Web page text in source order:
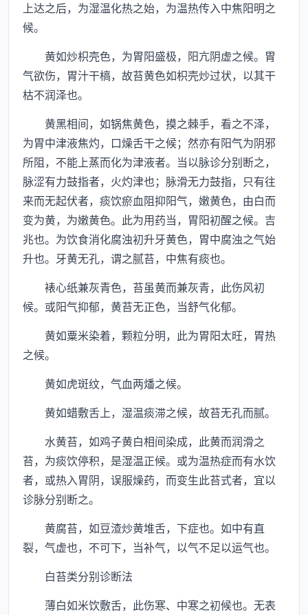
上达之后，为湿温化热之始，为温热传入中焦阳明之
候。
黄如炒枳壳色，为胃阳盛极，阳亢阴虚之候。胃
气欲伤，胃汁干槁，故苔黄色如枳壳炒过状，以其干
枯不润泽也。
黄黑相间，如锅焦黄色，摸之棘手，看之不泽，
为胃中津液焦灼，口燥舌干之候；然亦有阳气为阴邪
所阻，不能上蒸而化为津液者。当以脉诊分别断之，
脉涩有力鼓指者，火灼津也；脉滑无力鼓指，只有往
来而无起伏者，痰饮瘀血阻抑阳气，嫩黄色，由白而
变为黄，为嫩黄色。此为用药当，胃阳初醒之候。吉
兆也。为饮食消化腐浊初升牙黄色，胃中腐浊之气始
升也。牙黄无孔，谓之腻苔，中焦有痰也。
裱心纸兼灰青色，苔虽黄而兼灰青，此伤风初
候。或阳气抑郁，黄苔无正色，当舒气化郁。
黄如粟米染着，颗粒分明，此为胃阳太旺，胃热
之候。
黄如虎斑纹，气血两燔之候。
黄如蜡敷舌上，湿温痰滞之候，故苔无孔而腻。
水黄苔，如鸡子黄白相间染成，此黄而润滑之
苔，为痰饮停积，是湿温正候。或为温热症而有水饮
者，或热入胃阴，误服燥药，而变生此苔式者，宜以
诊脉分别断之。
黄腐苔，如豆渣炒黄堆舌，下症也。如中有直
裂，气虚也，不可下，当补气，以气不足以运气也。
白苔类分别诊断法
薄白如米饮敷舌，此伤寒、中寒之初候也。无表